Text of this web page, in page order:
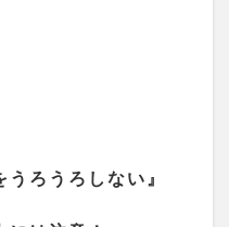
ろうろしない』